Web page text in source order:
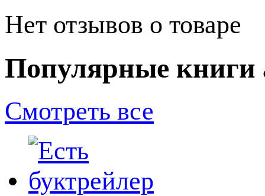
Нет отзывов о товаре
Популярные книги
Смотреть все